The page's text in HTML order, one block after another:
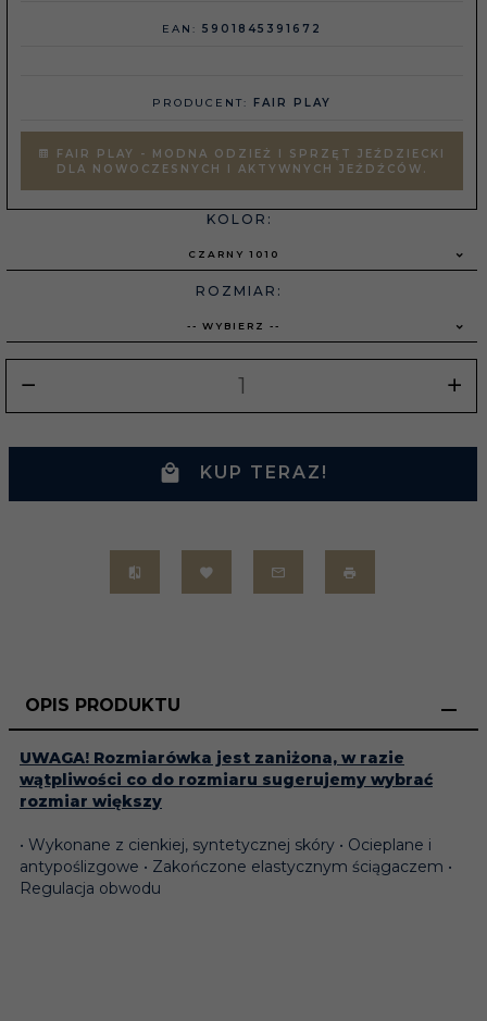
EAN: 5901845391672
PRODUCENT: FAIR PLAY
FAIR PLAY - MODNA ODZIEŻ I SPRZĘT JEŹDZIECKI
DLA NOWOCZESNYCH I AKTYWNYCH JEŹDŹCÓW.
KOLOR:
CZARNY 1010
ROZMIAR:
-- WYBIERZ --
KUP TERAZ!
OPIS PRODUKTU
UWAGA! Rozmiarówka jest zaniżona, w razie
wątpliwości co do rozmiaru sugerujemy wybrać
rozmiar większy
• Wykonane z cienkiej, syntetycznej skóry • Ocieplane i
antypoślizgowe • Zakończone elastycznym ściągaczem •
Regulacja obwodu